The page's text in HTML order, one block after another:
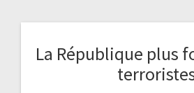
La République plus